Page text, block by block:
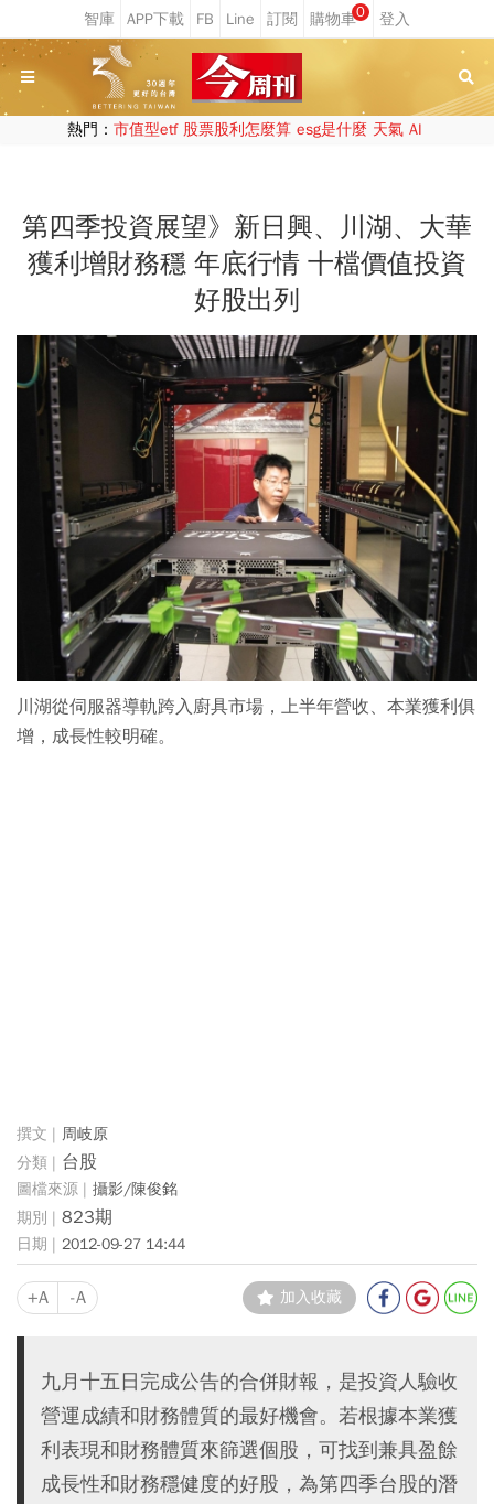
0
熱門： 市值型etf 股票股利怎麼算 esg是什麼 天氣 AI
第四季投資展望》新日興、川湖、大華
獲利增財務穩 年底行情 十檔價值投資
好股出列
川湖從伺服器導軌跨入廚具市場，上半年營收、本業獲利俱
增，成長性較明確。
周岐原
台股
攝影/陳俊銘
823期
2012-09-27 14:44
+A -A 加入收藏
九月十五日完成公告的合併財報，是投資人驗收
營運成績和財務體質的最好機會。若根據本業獲
利表現和財務體質來篩選個股，可找到兼具盈餘
成長性和財務穩健度的好股，為第四季台股的潛